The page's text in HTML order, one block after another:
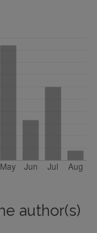
author(s)